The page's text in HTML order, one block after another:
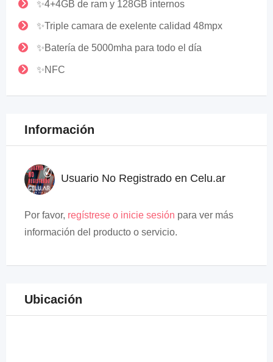
✨4+4GB de ram y 128GB internos
✨Triple camara de exelente calidad 48mpx
✨Batería de 5000mha para todo el día
✨NFC
Información
Usuario No Registrado en Celu.ar
Por favor, regístrese o inicie sesión para ver más
información del producto o servicio.
Ubicación